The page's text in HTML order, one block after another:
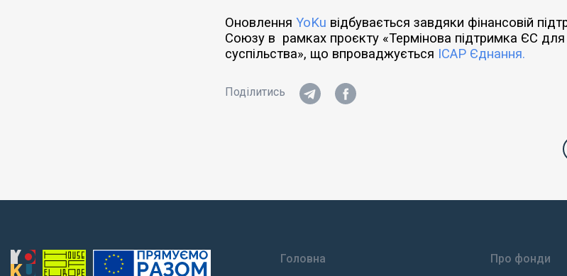
Оновлення YoKu відбувається завдяки фінансовій
Союзу в рамках проєкту «Термінова підтримка ЄС
суспільства», що впроваджується ІСАР Єднання.
Поділитись
Головна Про фонди